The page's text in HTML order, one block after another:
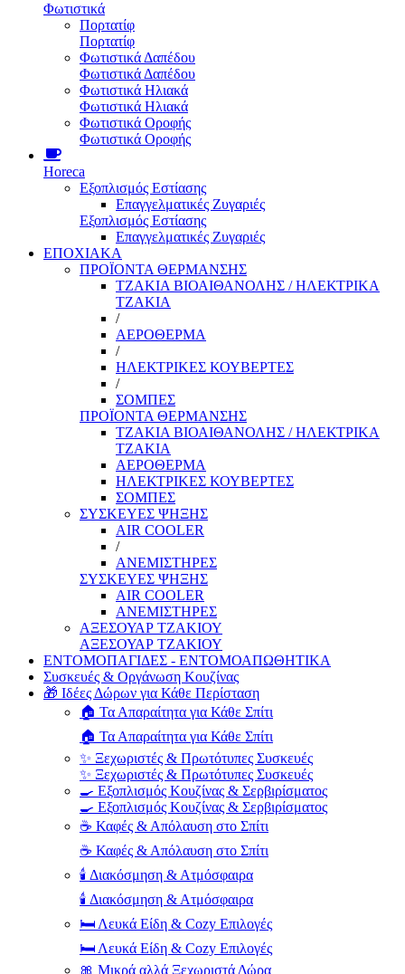
Φωτιστικά
Πορτατίφ
Πορτατίφ
Φωτιστικά Δαπέδου
Φωτιστικά Δαπέδου
Φωτιστικά Ηλιακά
Φωτιστικά Ηλιακά
Φωτιστικά Οροφής
Φωτιστικά Οροφής
Horeca
Εξοπλισμός Εστίασης
Επαγγελματικές Ζυγαριές
Εξοπλισμός Εστίασης
Επαγγελματικές Ζυγαριές
ΕΠΟΧΙΑΚΑ
ΠΡΟΪΟΝΤΑ ΘΕΡΜΑΝΣΗΣ
ΤΖΑΚΙΑ ΒΙΟΑΙΘΑΝΟΛΗΣ / ΗΛΕΚΤΡΙΚΑ
ΤΖΑΚΙΑ
/
ΑΕΡΟΘΕΡΜΑ
/
ΗΛΕΚΤΡΙΚΕΣ ΚΟΥΒΕΡΤΕΣ
/
ΣΟΜΠΕΣ
ΠΡΟΪΟΝΤΑ ΘΕΡΜΑΝΣΗΣ
ΤΖΑΚΙΑ ΒΙΟΑΙΘΑΝΟΛΗΣ / ΗΛΕΚΤΡΙΚΑ
ΤΖΑΚΙΑ
ΑΕΡΟΘΕΡΜΑ
ΗΛΕΚΤΡΙΚΕΣ ΚΟΥΒΕΡΤΕΣ
ΣΟΜΠΕΣ
ΣΥΣΚΕΥΕΣ ΨΗΞΗΣ
AIR COOLER
/
ΑΝΕΜΙΣΤΗΡΕΣ
ΣΥΣΚΕΥΕΣ ΨΗΞΗΣ
AIR COOLER
ΑΝΕΜΙΣΤΗΡΕΣ
ΑΞΕΣΟΥΑΡ ΤΖΑΚΙΟΥ
ΑΞΕΣΟΥΑΡ ΤΖΑΚΙΟΥ
ΕΝΤΟΜΟΠΑΓΙΔΕΣ - ΕΝΤΟΜΟΑΠΩΘΗΤΙΚΑ
Συσκευές & Οργάνωση Κουζίνας
🎁 Ιδέες Δώρων για Κάθε Περίσταση
🏠 Τα Απαραίτητα για Κάθε Σπίτι
🏠 Τα Απαραίτητα για Κάθε Σπίτι
✨ Ξεχωριστές & Πρωτότυπες Συσκευές
✨ Ξεχωριστές & Πρωτότυπες Συσκευές
🍳 Εξοπλισμός Κουζίνας & Σερβιρίσματος
🍳 Εξοπλισμός Κουζίνας & Σερβιρίσματος
☕ Καφές & Απόλαυση στο Σπίτι
☕ Καφές & Απόλαυση στο Σπίτι
🕯️ Διακόσμηση & Ατμόσφαιρα
🕯️ Διακόσμηση & Ατμόσφαιρα
🛏️ Λευκά Είδη & Cozy Επιλογές
🛏️ Λευκά Είδη & Cozy Επιλογές
🎀 Μικρά αλλά Ξεχωριστά Δώρα